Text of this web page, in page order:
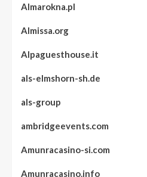
Almarokna.pl
Almissa.org
Alpaguesthouse.it
als-elmshorn-sh.de
als-group
ambridgeevents.com
Amunracasino-si.com
Amunracasino.info